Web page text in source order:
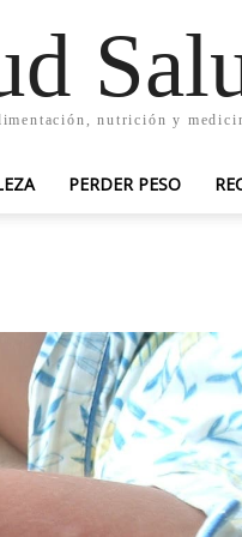
nutrición y
PERDER PESO